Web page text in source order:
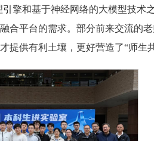
擎和基于神经网络的大模型技术
合平台的需求。部分前来交流的
供有利土壤，更好营造了“师生